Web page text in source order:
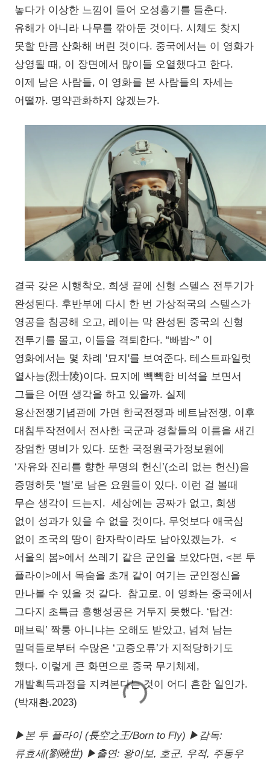
놓다가 이상한 느낌이 들어 오성홍기를 들춘다.
유해가 아니라 나무를 깎아둔 것이다. 시체도 찾지
못할 만큼 산화해 버린 것이다. 중국에서는 이 영화가
상영될 때, 이 장면에서 많이들 오열했다고 한다.
이제 남은 사람들, 이 영화를 본 사람들의 자세는
어떨까. 명약관화하지 않겠는가.
결국 갖은 시행착오, 희생 끝에 신형 스텔스 전투기가
완성된다. 후반부에 다시 한 번 가상적국의 스텔스가
영공을 침공해 오고, 레이는 막 완성된 중국의 신형
전투기를 몰고, 이들을 격퇴한다. “빠밤~” 이
영화에서는 몇 차례 '묘지'를 보여준다. 테스트파일럿
열사능(烈士陵)이다. 묘지에 빽빽한 비석을 보면서
그들은 어떤 생각을 하고 있을까. 실제
용산전쟁기념관에 가면 한국전쟁과 베트남전쟁, 이후
대침투작전에서 전사한 국군과 경찰들의 이름을 새긴
장엄한 명비가 있다. 또한 국정원국가정보원에
‘자유와 진리를 향한 무명의 헌신’(소리 없는 헌신)을
증명하듯 ‘별’로 남은 요원들이 있다. 이런 걸 볼때
무슨 생각이 드는지. 세상에는 공짜가 없고, 희생
없이 성과가 있을 수 없을 것이다. 무엇보다 애국심
없이 조국의 땅이 한자락이라도 남아있겠는가. <
서울의 봄>에서 쓰레기 같은 군인을 보았다면, <본 투
플라이>에서 목숨을 초개 같이 여기는 군인정신을
만나볼 수 있을 것 같다. 참고로, 이 영화는 중국에서
그다지 초특급 흥행성공은 거두지 못했다. ‘탑건:
매브릭’ 짝퉁 아니냐는 오해도 받았고, 넘쳐 남는
밀덕들로부터 수많은 ‘고증오류’가 지적당하기도
했다. 이렇게 큰 화면으로 중국 무기체제,
개발획득과정을 지켜본다는 것이 어디 흔한 일인가.
(박재환.2023)
▶본 투 플라이 (長空之王/Born to Fly) ▶감독:
류효세(劉曉世) ▶출연: 왕이보, 호군, 우적, 주동우